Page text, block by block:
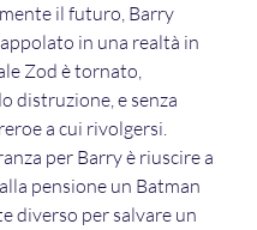
il futuro, Barry
in una realtà in
Zod è tornato,
distruzione, e senza
a cui rivolgersi.
per Barry è riuscire a
pensione un Batman
diverso per salvare un